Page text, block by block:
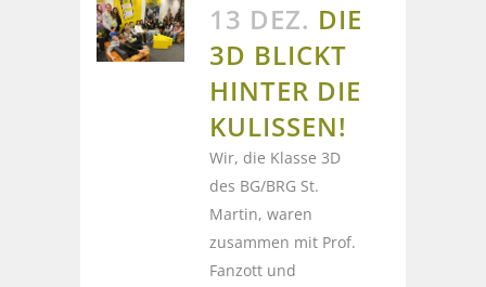
13 DEZ. DIE
3D BLICKT
HINTER DIE
KULISSEN!
Wir, die Klasse 3D
des BG/BRG St.
Martin, waren
zusammen mit Prof.
Fanzott und